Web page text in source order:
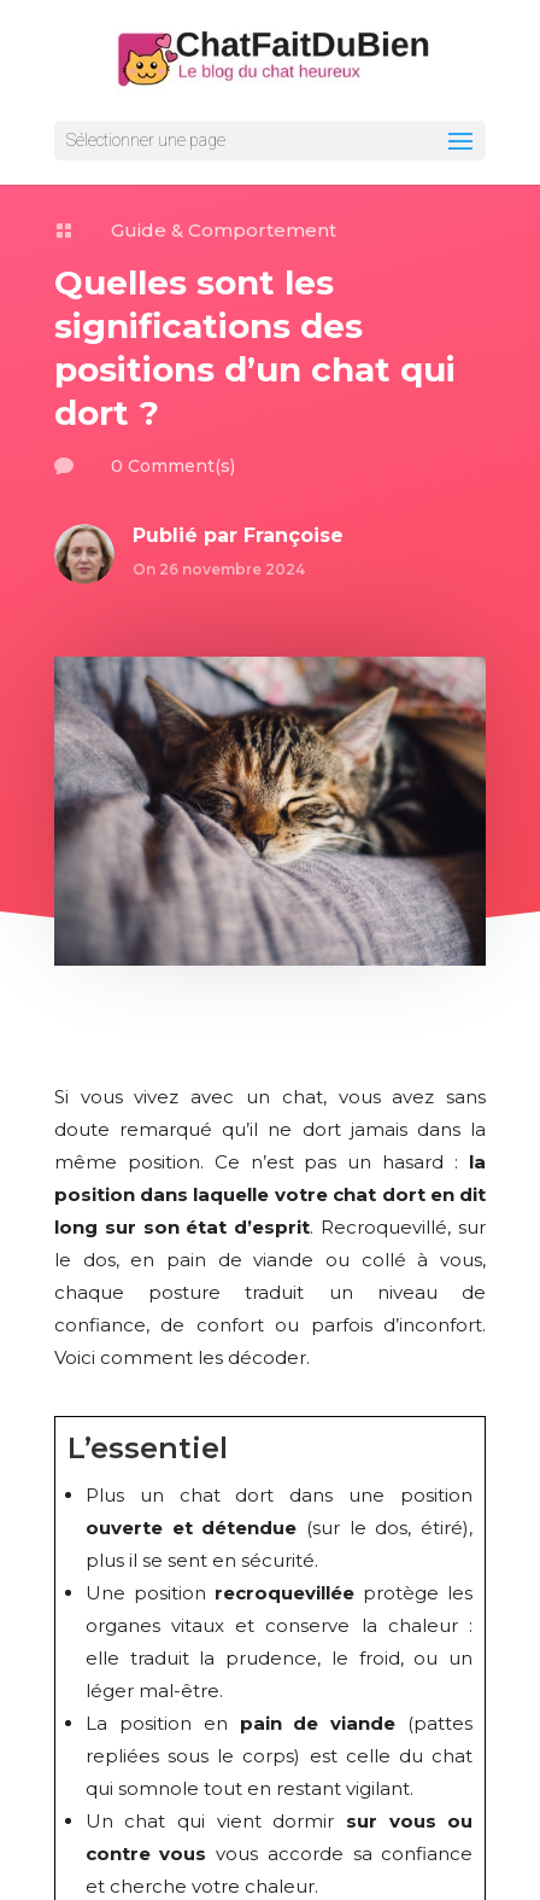
Sélectionner une page
 Guide & Comportement
Quelles sont les
significations des
positions d’un chat qui
dort ?
 0 Comment(s)
Publié par Françoise
On 26 novembre 2024
Si vous vivez avec un chat, vous avez sans
doute remarqué qu’il ne dort jamais dans la
même position. Ce n’est pas un hasard : la
position dans laquelle votre chat dort en dit
long sur son état d’esprit. Recroquevillé, sur
le dos, en pain de viande ou collé à vous,
chaque posture traduit un niveau de
confiance, de confort ou parfois d’inconfort.
Voici comment les décoder.
L’essentiel
Plus un chat dort dans une position
ouverte et détendue (sur le dos, étiré),
plus il se sent en sécurité.
Une position recroquevillée protège les
organes vitaux et conserve la chaleur :
elle traduit la prudence, le froid, ou un
léger mal-être.
La position en pain de viande (pattes
repliées sous le corps) est celle du chat
qui somnole tout en restant vigilant.
Un chat qui vient dormir sur vous ou
contre vous vous accorde sa confiance
et cherche votre chaleur.